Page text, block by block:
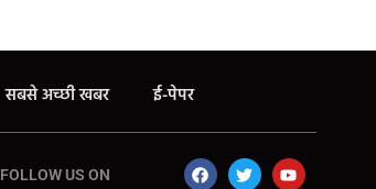
सबसे अच्छी खबर ई-पेपर
FOLLOW US ON